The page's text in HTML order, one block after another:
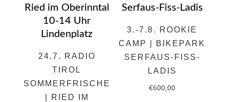
24.7. RADIO
TIROL
SOMMERFRISCHE
| RIED IM
3.-7.8. ROOKIE
CAMP | BIKEPARK
SERFAUS-FISS-
LADIS
€600,00